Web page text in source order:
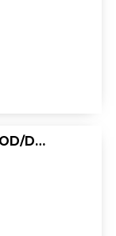
OHP/CD/DVDMARKER LC317 M ROOD/DOOS 10